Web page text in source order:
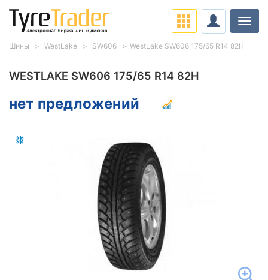
WESTLAKE SW606 175/65 R14 82H
нет предложений
Шины WestLake SW606 WestLake SW606 175/65 R14 82H